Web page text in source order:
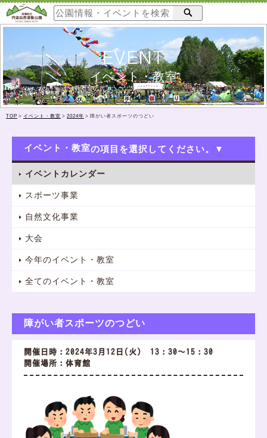
EVENT
イベント・教室
TOP > イベント・教室 > 2024年 > 障がい者スポーツのつどい
イベント・教室
イベントカレンダー
スポーツ事業
自然文化事業
大会
今年のイベント・教室
全てのイベント・教室
障がい者スポーツのつどい
開催日時：2024年3月12日(火) 13：30～15：30
開催場所：体育館